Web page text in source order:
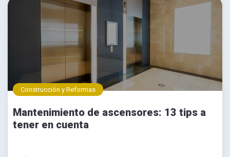
Construcción y Reformas
Mantenimiento de ascensores: 13 tips a
tener en cuenta